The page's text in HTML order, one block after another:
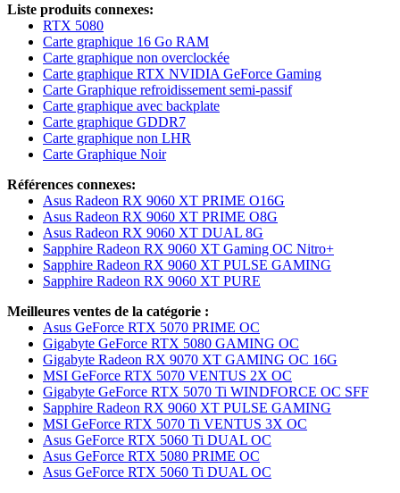
Liste produits connexes:
RTX 5080
Carte graphique 16 Go RAM
Carte graphique non overclockée
Carte graphique RTX NVIDIA GeForce Gaming
Carte Graphique refroidissement semi-passif
Carte graphique avec backplate
Carte graphique GDDR7
Carte graphique non LHR
Carte Graphique Noir
Références connexes:
Asus Radeon RX 9060 XT PRIME O16G
Asus Radeon RX 9060 XT PRIME O8G
Asus Radeon RX 9060 XT DUAL 8G
Sapphire Radeon RX 9060 XT Gaming OC Nitro+
Sapphire Radeon RX 9060 XT PULSE GAMING
Sapphire Radeon RX 9060 XT PURE
Meilleures ventes de la catégorie :
Asus GeForce RTX 5070 PRIME OC
Gigabyte GeForce RTX 5080 GAMING OC
Gigabyte Radeon RX 9070 XT GAMING OC 16G
MSI GeForce RTX 5070 VENTUS 2X OC
Gigabyte GeForce RTX 5070 Ti WINDFORCE OC SFF
Sapphire Radeon RX 9060 XT PULSE GAMING
MSI GeForce RTX 5070 Ti VENTUS 3X OC
Asus GeForce RTX 5060 Ti DUAL OC
Asus GeForce RTX 5080 PRIME OC
Asus GeForce RTX 5060 Ti DUAL OC